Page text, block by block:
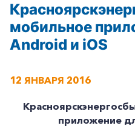
мобильное
Android и iOS
12 ЯНВАРЯ 2016
приложение